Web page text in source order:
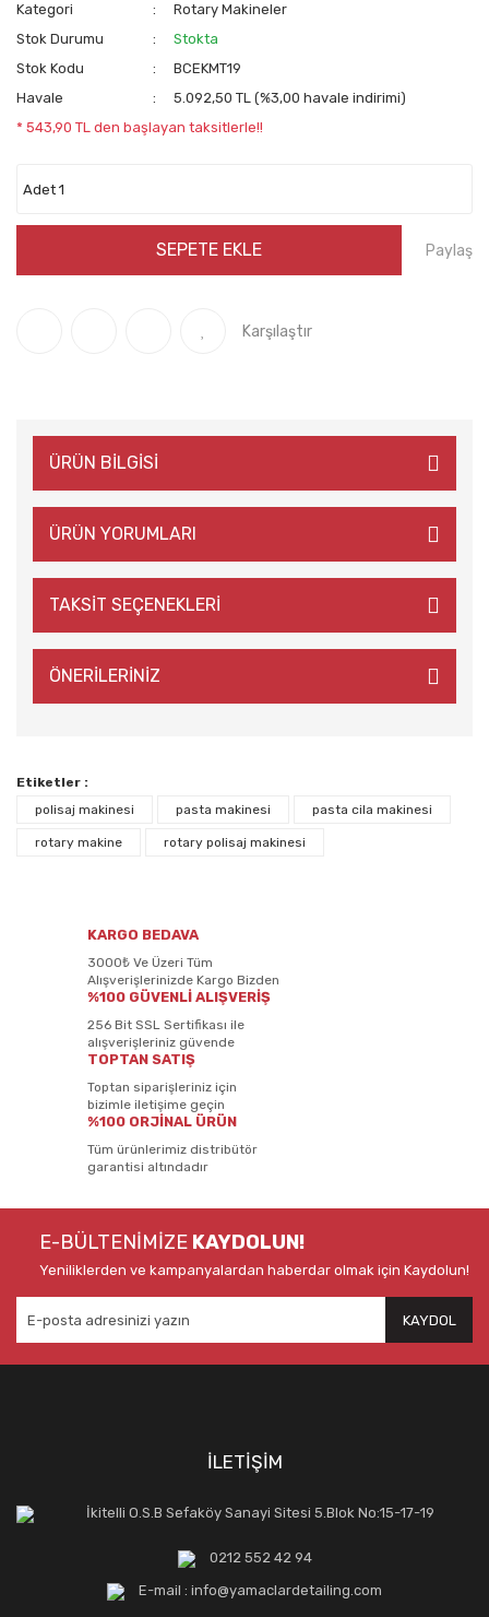
Kategori
Rotary Makineler
Stok Durumu
Stokta
Stok Kodu
BCEKMT19
Havale
5.092,50 TL (%3,00 havale indirimi)
* 543,90 TL den başlayan taksitlerle!!
SEPETE EKLE Paylaş
Karşılaştır
ÜRÜN BİLGİSİ
ÜRÜN YORUMLARI
TAKSİT SEÇENEKLERİ
ÖNERİLERİNİZ
Etiketler :
polisaj makinesi
pasta makinesi pasta cila makinesi
rotary makine rotary polisaj makinesi
KARGO BEDAVA
3000₺ Ve Üzeri Tüm
Alışverişlerinizde Kargo Bizden
%100 GÜVENLİ ALIŞVERİŞ
256 Bit SSL Sertifikası ile
alışverişleriniz güvende
TOPTAN SATIŞ
Toptan siparişleriniz için
bizimle iletişime geçin
%100 ORJİNAL ÜRÜN
Tüm ürünlerimiz distribütör
garantisi altındadır
E-BÜLTENİMİZE KAYDOLUN!
Yeniliklerden ve kampanyalardan haberdar olmak için Kaydolun!
KAYDOL
İLETİŞİM
İkitelli O.S.B Sefaköy Sanayi Sitesi 5.Blok No:15-17-19
0212 552 42 94
E-mail : info@yamaclardetailing.com